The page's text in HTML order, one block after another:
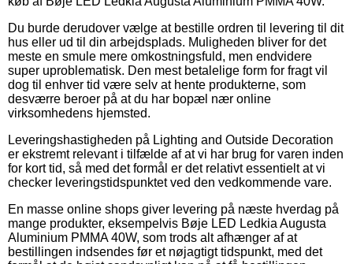
Du burde derudover vælge at bestille ordren til levering til dit
hus eller ud til din arbejdsplads. Muligheden bliver for det
meste en smule mere omkostningsfuld, men endvidere
super uproblematisk. Den mest betalelige form for fragt vil
dog til enhver tid være selv at hente produkterne, som
desværre beroer på at du har bopæl nær online
virksomhedens hjemsted.
Leveringshastigheden på Lighting and Outside Decoration
er ekstremt relevant i tilfælde af at vi har brug for varen inden
for kort tid, så med det formål er det relativt essentielt at vi
checker leveringstidspunktet ved den vedkommende vare.
En masse online shops giver levering på næste hverdag på
mange produkter, eksempelvis Bøje LED Ledkia Augusta
Aluminium PMMA 40W, som trods alt afhænger af at
bestillingen indsendes før et nøjagtigt tidspunkt, med det